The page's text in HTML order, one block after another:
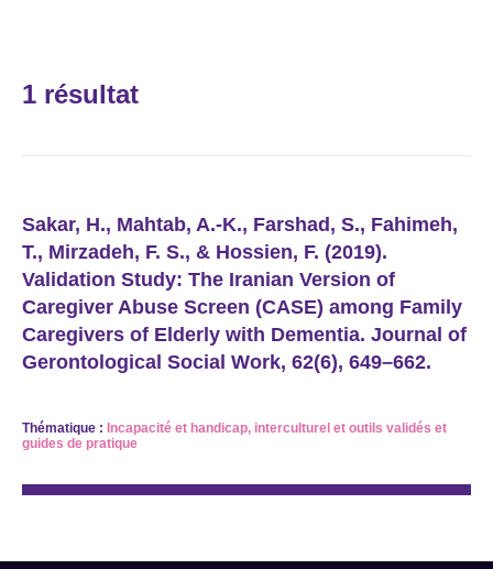
1 résultat
Sakar, H., Mahtab, A.-K., Farshad, S., Fahimeh,
T., Mirzadeh, F. S., & Hossien, F. (2019).
Validation Study: The Iranian Version of
Caregiver Abuse Screen (CASE) among Family
Caregivers of Elderly with Dementia. Journal of
Gerontological Social Work, 62(6), 649–662.
Thématique : Incapacité et handicap, interculturel et outils validés et
guides de pratique